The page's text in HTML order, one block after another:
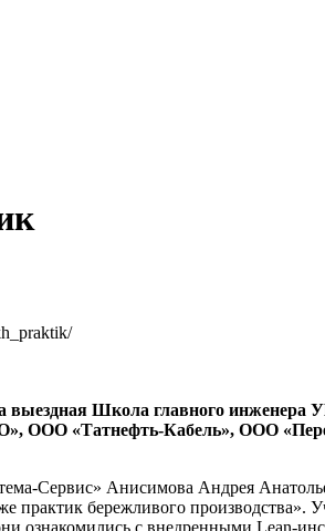
Школа главного инженера
«Татнефть-Кабель», ООО
Сервис» Анисимова Андрея
практик бережливого
с внедренными Lean-